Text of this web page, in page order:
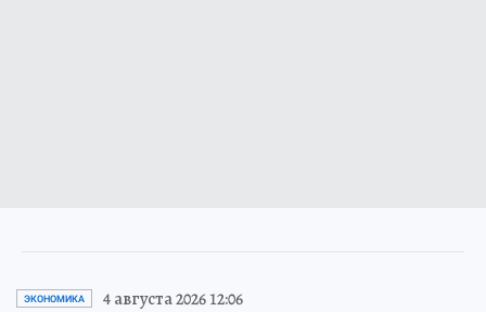
ЭКОНОМИКА 4 августа 2026 12:06